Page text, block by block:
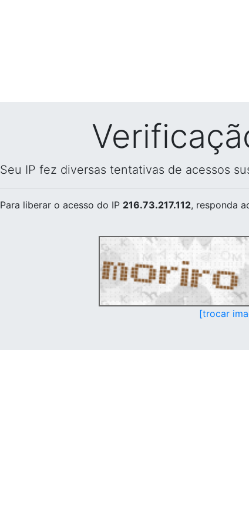
Seu IP fez diversas tentativas de acessos
Para liberar o acesso do IP 216.73.217.112, responda
[trocar